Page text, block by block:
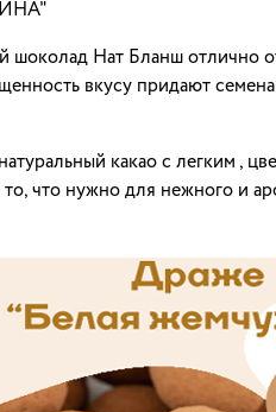
шоколад Нат Бланш отлично
вкусу придают
какао с легким ,
что нужно для нежного и